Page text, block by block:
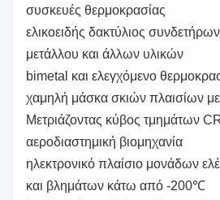
συσκευές θερμοκρασίας
ελικοειδής δακτύλιος
μετάλλου και άλλων υλικών
bimetal και ελεγχόμενο
χαμηλή μάσκα σκιών πλαισίων
Μετριάζοντας κύβος τμημάτων
αεροδιαστημική βιομηχανία
ηλεκτρονικό πλαίσιο μονάδων
και βλημάτων κάτω από -200℃